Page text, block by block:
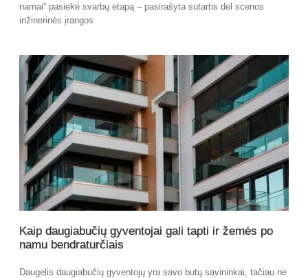
namai“ pasiekė svarbų etapą – pasirašyta sutartis dėl scenos
inžinerinės įrangos
Kaip daugiabučių gyventojai gali tapti ir žemės po
namu bendraturčiais
Daugelis daugiabučių gyventojų yra savo butų savininkai, tačiau ne